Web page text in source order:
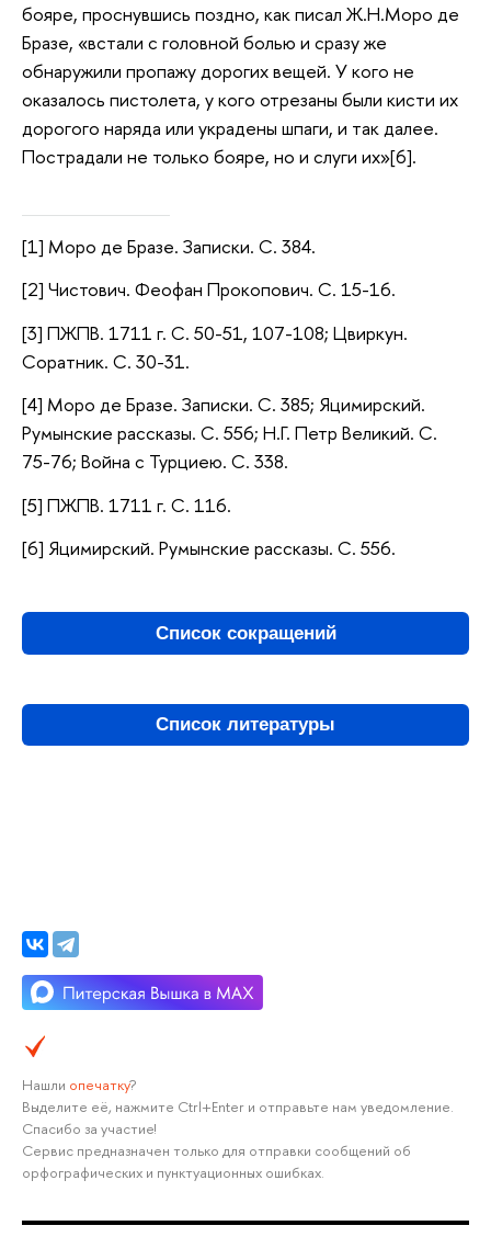
бояре, проснувшись поздно, как писал Ж.Н.Моро де
Бразе, «встали с головной болью и сразу же
обнаружили пропажу дорогих вещей. У кого не
оказалось пистолета, у кого отрезаны были кисти их
дорогого наряда или украдены шпаги, и так далее.
Пострадали не только бояре, но и слуги их»[6].
[1] Моро де Бразе. Записки. С. 384.
[2] Чистович. Феофан Прокопович. С. 15-16.
[3] ПЖПВ. 1711 г. С. 50-51, 107-108; Цвиркун.
Соратник. С. 30-31.
[4] Моро де Бразе. Записки. С. 385; Яцимирский.
Румынские рассказы. С. 556; Н.Г. Петр Великий. С.
75-76; Война с Турциею. С. 338.
[5] ПЖПВ. 1711 г. С. 116.
[6] Яцимирский. Румынские рассказы. С. 556.
Список сокращений
Список литературы
Нашли опечатку?
Выделите её, нажмите Ctrl+Enter и отправьте нам уведомление.
Спасибо за участие!
Сервис предназначен только для отправки сообщений об
орфографических и пунктуационных ошибках.